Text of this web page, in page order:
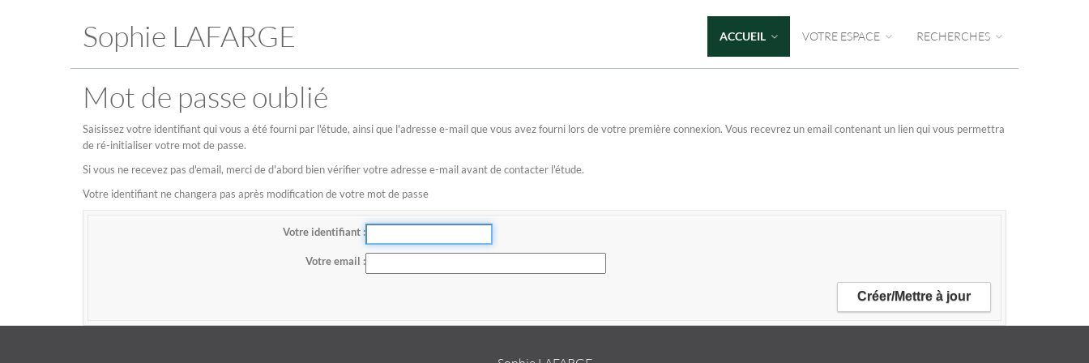
Sophie LAFARGE ACCUEIL VOTRE ESPACE RECHERCHES
Mot de passe oublié
Saisissez votre identifiant qui vous a été fourni par l'étude, ainsi que l'adresse e-mail que vous avez fourni lors de votre première connexion. Vous recevrez un email contenant un lien qui vous permettra
de ré-initialiser votre mot de passe.
Si vous ne recevez pas d'email, merci de d'abord bien vérifier votre adresse e-mail avant de contacter l'étude.
Votre identifiant ne changera pas après modification de votre mot de passe
Votre identifiant
Votre email